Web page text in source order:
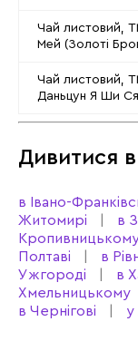
Чай листовий,
Мей (Золоті
Чай листовий,
Даньцун Я Ши
Дивитися
в Івано-
Житомирі
в
Полтаві
в
Ужгороді
в
Хмельницькому
в Чернігові
у